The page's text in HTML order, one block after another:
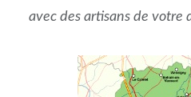
avec des artisans de votre